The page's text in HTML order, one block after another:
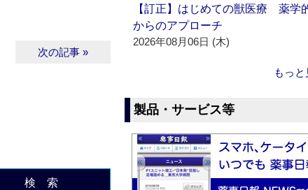
次の記事 »
検 索
【訂正】はじめての獣医療 薬学
からのアプローチ
2026年08月06日 (木)
もっ
製品・サービス等